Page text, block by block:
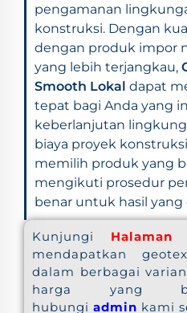
pengamanan
konstruksi. Dengan
dengan produk impor
yang lebih terjangkau,
Smooth Lokal dapat
tepat bagi Anda yang
keberlanjutan
biaya proyek
memilih produk yang
mengikuti prosedur
benar untuk hasil yang
Kunjungi
mendapatkan
dalam berbagai
harga yang
hubungi admin kami